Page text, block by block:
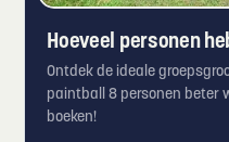
Hoeveel personen
Ontdek de ideale
paintball 8 personen beter
boeken!